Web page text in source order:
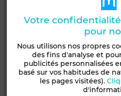
Idéal pour :
Centres de formation
Call centers
Cabinets professionnels
Prix de location : 100 000 DH /
Votre
pour
Nous utilisons nos propres
des fins d'analyse et
publicités personnalisées
basé sur vos habitudes de
les pages visitées).